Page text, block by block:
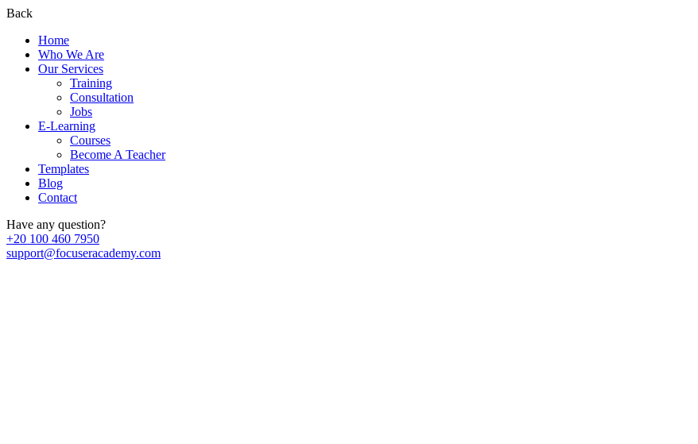
Back
Home
Who We Are
Our Services
Training
Consultation
Jobs
E-Learning
Courses
Become A Teacher
Templates
Blog
Contact
Have any question?
+20 100 460 7950
support@focuseracademy.com